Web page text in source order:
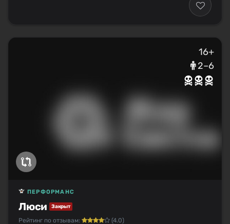
16+
2–6
Люси Закрыт
ПЕРФОРМАНС
Рейтинг по отзывам: (4.0)